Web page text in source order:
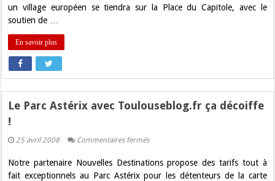
un village européen se tiendra sur la Place du Capitole, avec le
soutien de …
En savoir plus
Le Parc Astérix avec Toulouseblog.fr ça décoiffe
!
25 avril 2008 Commentaires ferméssur
Astérix
avec
Notre partenaire Nouvelles Destinations propose des tarifs tout à
fait exceptionnels au Parc Astérix pour les détenteurs de la carte